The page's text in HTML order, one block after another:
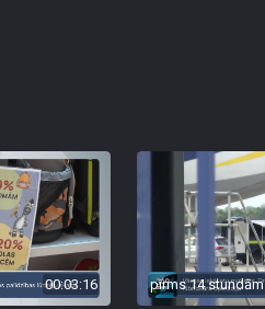
00:03:16 pirms 14 stundām